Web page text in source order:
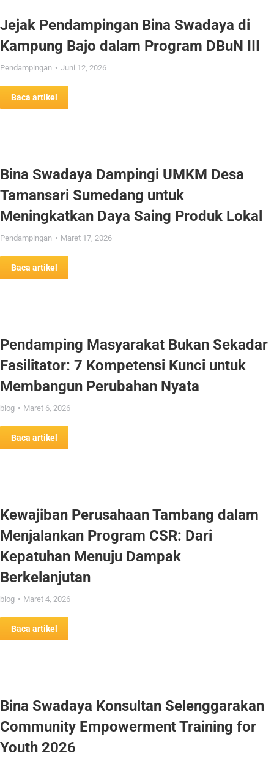
Jejak Pendampingan Bina Swadaya di
Kampung Bajo dalam Program DBuN III
Pendampingan Juni 12, 2026
Baca artikel
Bina Swadaya Dampingi UMKM Desa
Tamansari Sumedang untuk
Meningkatkan Daya Saing Produk Lokal
Pendampingan Maret 17, 2026
Baca artikel
Pendamping Masyarakat Bukan Sekadar
Fasilitator: 7 Kompetensi Kunci untuk
Membangun Perubahan Nyata
blog Maret 6, 2026
Baca artikel
Kewajiban Perusahaan Tambang dalam
Menjalankan Program CSR: Dari
Kepatuhan Menuju Dampak
Berkelanjutan
blog Maret 4, 2026
Baca artikel
Bina Swadaya Konsultan Selenggarakan
Community Empowerment Training for
Youth 2026